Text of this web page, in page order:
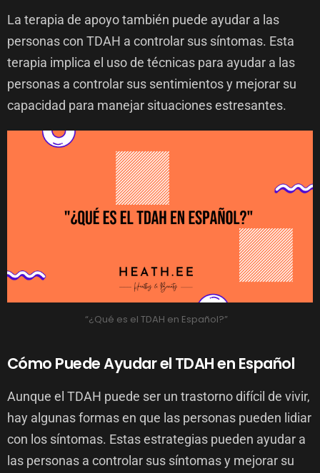
La terapia de apoyo también puede ayudar a las
personas con TDAH a controlar sus síntomas. Esta
terapia implica el uso de técnicas para ayudar a las
personas a controlar sus sentimientos y mejorar su
capacidad para manejar situaciones estresantes.
“¿Qué es el TDAH en Español?”
Cómo Puede Ayudar el TDAH en Español
Aunque el TDAH puede ser un trastorno difícil de vivir,
hay algunas formas en que las personas pueden lidiar
con los síntomas. Estas estrategias pueden ayudar a
las personas a controlar sus síntomas y mejorar su